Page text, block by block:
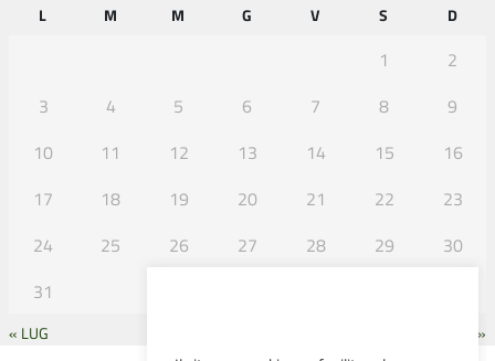
L M M G V S D
1
2
3
4 5 6 7 8
9
10
11 12 13 14 15
16
17
18 19 20 21 22
23
24
25 26 27 28 29
30
31
« LUG
SET »